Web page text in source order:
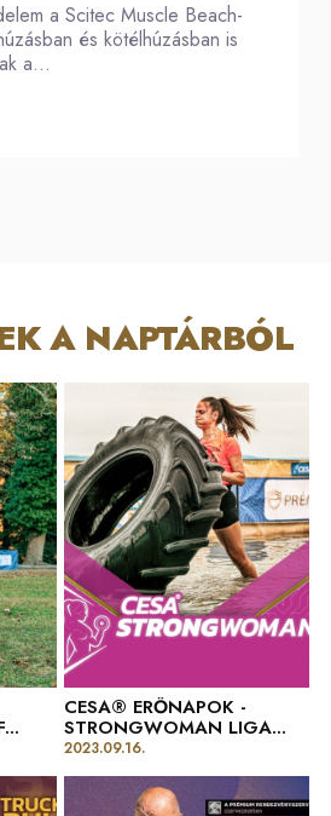
a Scitec Muscle Beach-
és kötélhúzásban is
a...
A NAPTÁRBÓL
CESA® ERŐNAPOK -
STRONGWOMAN LIGA...
2023.09.16.